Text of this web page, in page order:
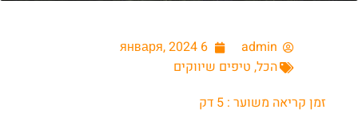
admin
6 января, 2024
הכל, טיפים שיווקים
זמן קריאה משוער : 5 דק